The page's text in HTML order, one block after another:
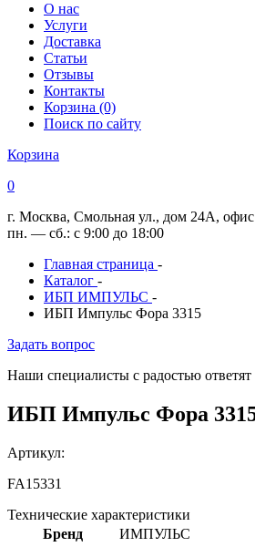
О нас
Услуги
Доставка
Статьи
Отзывы
Контакты
Корзина (0)
Поиск по сайту
Корзина
0
г. Москва, Смольная ул., дом 24А,
пн. — сб.: с 9:00 до 18:00
Главная страница -
Каталог -
ИБП ИМПУЛЬС -
ИБП Импульс Фора 3315
Задать вопрос
Наши специалисты с радостью
ИБП Импульс Фора
Артикул:
FA15331
Технические характеристики
Бренд
ИМПУЛЬС